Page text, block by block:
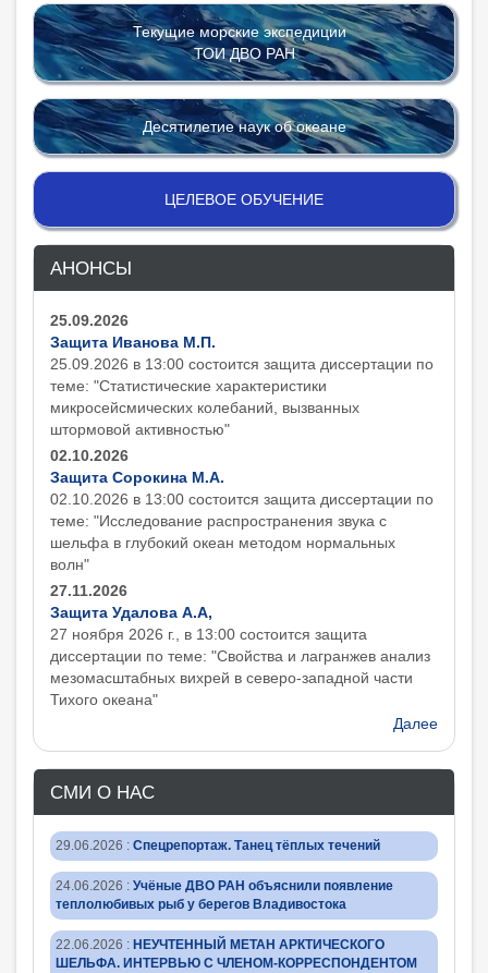
Текущие морские экспедиции
ТОИ ДВО РАН
Десятилетие наук об океане
ЦЕЛЕВОЕ ОБУЧЕНИЕ
АНОНСЫ
25.09.2026
Защита Иванова М.П.
25.09.2026 в 13:00 состоится защита диcсертации по
теме: "Статистические характеристики
микросейсмических колебаний, вызванных
штормовой активностью"
02.10.2026
Защита Сорокина М.А.
02.10.2026 в 13:00 состоится защита диcсертации по
теме: "Исследование распространения звука с
шельфа в глубокий океан методом нормальных
волн"
27.11.2026
Защита Удалова А.А,
27 ноября 2026 г., в 13:00 состоится защита
диcсертации по теме: "Свойства и лагранжев анализ
мезомасштабных вихрей в северо-западной части
Тихого океана"
Далее
СМИ О НАС
29.06.2026 : Спецрепортаж. Танец тёплых течений
24.06.2026 : Учёные ДВО РАН объяснили появление
теплолюбивых рыб у берегов Владивостока
22.06.2026 : НЕУЧТЕННЫЙ МЕТАН АРКТИЧЕСКОГО
ШЕЛЬФА. ИНТЕРВЬЮ С ЧЛЕНОМ-КОРРЕСПОНДЕНТОМ